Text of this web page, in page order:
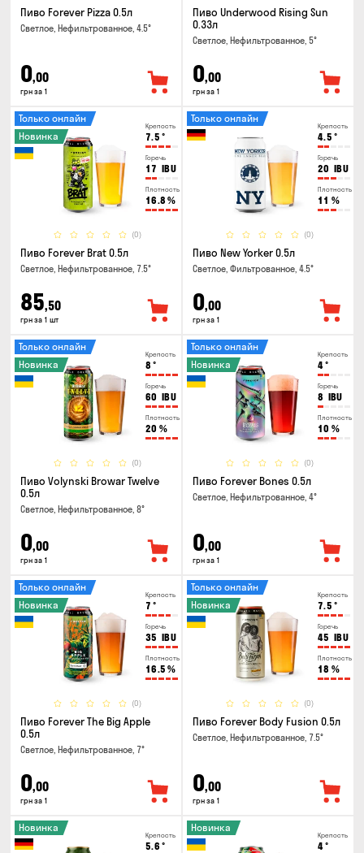
Пиво Forever Pizza 0.5л
Светлое, Нефильтрованное, 4.5°
0,00
грн за 1
Пиво Underwood Rising Sun
0.33л
Светлое, Нефильтрованное, 5°
0,00
грн за 1
Крепость
7.5 °
Горечь
17 IBU
Плотность
16.8 %
(0)
Только онлайн
Новинка
Пиво Forever Brat 0.5л
Светлое, Нефильтрованное, 7.5°
85,50
грн за 1 шт
Крепость
4.5 °
Горечь
20 IBU
Плотность
11 %
(0)
Только онлайн
Пиво New Yorker 0.5л
Светлое, Фильтрованное, 4.5°
0,00
грн за 1
Крепость
8 °
Горечь
60 IBU
Плотность
20 %
(0)
Только онлайн
Новинка
Пиво Volynski Browar Twelve
0.5л
Светлое, Нефильтрованное, 8°
0,00
грн за 1
Крепость
4°
Горечь
8 IBU
Плотность
10 %
(0)
Только онлайн
Новинка
Пиво Forever Bones 0.5л
Светлое, Нефильтрованное, 4°
0,00
грн за 1
Крепость
7 °
Горечь
35 IBU
Плотность
16.5 %
(0)
Только онлайн
Новинка
Пиво Forever The Big Apple
0.5л
Светлое, Нефильтрованное, 7°
0,00
грн за 1
Крепость
7.5 °
Горечь
45 IBU
Плотность
18 %
(0)
Только онлайн
Новинка
Пиво Forever Body Fusion 0.5л
Светлое, Нефильтрованное, 7.5°
0,00
грн за 1
Крепость
5.6 °
Новинка
Крепость
4°
Новинка